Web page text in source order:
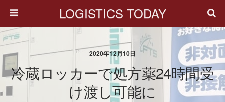
LOGISTICS TODAY
2020年12月10日
冷蔵ロッカーで処方薬24時間受
け渡し可能に